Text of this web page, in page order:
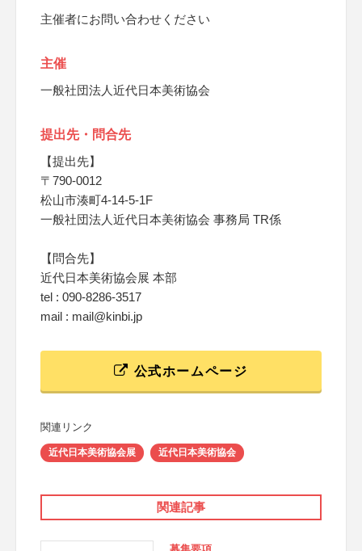
主催者にお問い合わせください
主催
一般社団法人近代日本美術協会
提出先・問合先
【提出先】
〒790-0012
松山市湊町4-14-5-1F
一般社団法人近代日本美術協会 事務局 TR係
【問合先】
近代日本美術協会展 本部
tel : 090-8286-3517
mail : mail@kinbi.jp
公式ホームページ
関連リンク
近代日本美術協会展 近代日本美術協会
関連記事